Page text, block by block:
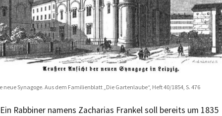
neue Synagoge. Aus dem Familienblatt „Die Gartenlaube“, Heft 40/1854, S. 476
Ein Rabbiner namens Zacharias Frankel soll bereits um 1835